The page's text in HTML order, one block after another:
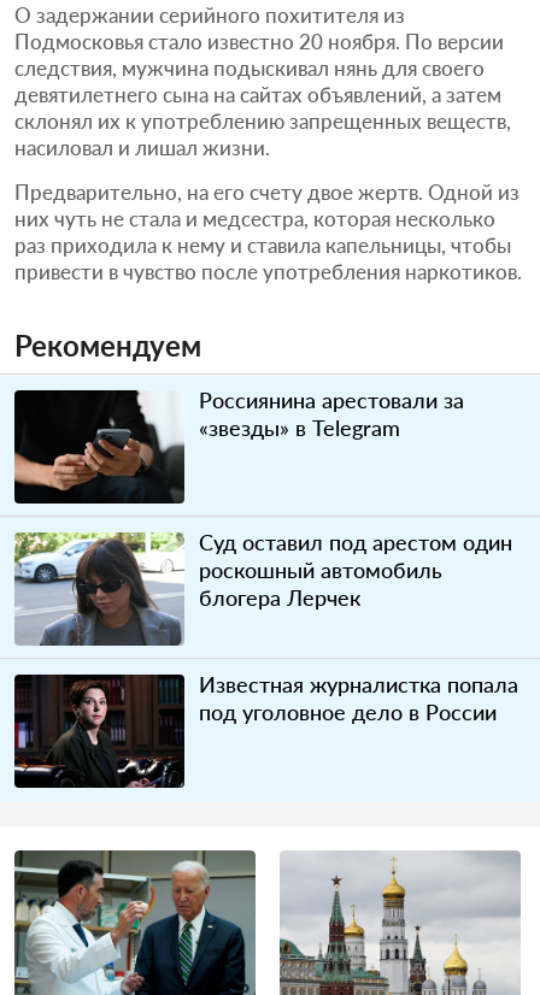
О задержании серийного похитителя из
Подмосковья стало известно 20 ноября. По версии
следствия, мужчина подыскивал нянь для своего
девятилетнего сына на сайтах объявлений, а затем
склонял их к употреблению запрещенных веществ,
насиловал и лишал жизни.
Предварительно, на его счету двое жертв. Одной из
них чуть не стала и медсестра, которая несколько
раз приходила к нему и ставила капельницы, чтобы
привести в чувство после употребления наркотиков.
Рекомендуем
Россиянина арестовали за
«звезды» в Telegram
Суд оставил под арестом один
роскошный автомобиль
блогера Лерчек
Известная журналистка попала
под уголовное дело в России